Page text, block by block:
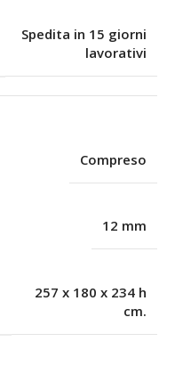
Spedita in 15 giorni
lavorativi
Compreso
12 mm
257 x 180 x 234 h
cm.